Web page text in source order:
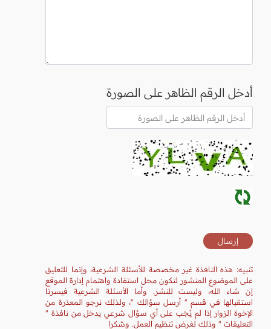
أدخل الرقم الظاهر على الصورة
تنبيه: هذه النافذة غير مخصصة للأسئلة الشرعية، وإنما للتعليق
على الموضوع المنشور لتكون محل استفادة واهتمام إدارة الموقع
إن شاء الله، وليست للنشر. وأما الأسئلة الشرعية فيسرنا
استقبالها في قسم " أرسل سؤالك "، ولذلك نرجو المعذرة من
الإخوة الزوار إذا لم يُجَب على أي سؤال شرعي يدخل من نافذة "
التعليقات " وذلك لغرض تنظيم العمل. وشكرا